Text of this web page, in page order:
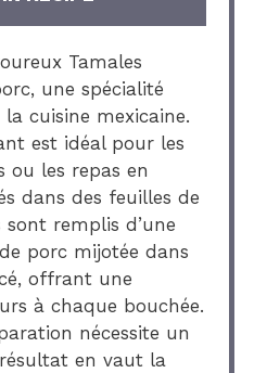
Tamales
une spécialité
cuisine mexicaine.
est idéal pour les
ou les repas en
dans des feuilles de
remplis d’une
porc mijotée dans
offrant une
à chaque bouchée.
nécessite un
en vaut la